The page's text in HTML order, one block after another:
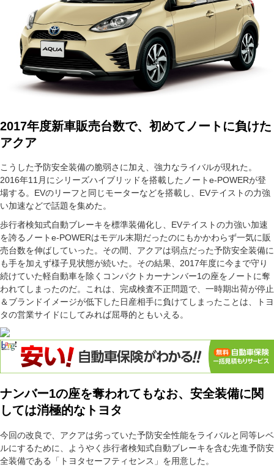
2017年度新車販売台数で、初めてノートに負けた
アクア
こうした予防安全装備の脆弱さに加え、強力なライバルが現れた。
2016年11月にシリーズハイブリッドを搭載したノートe-POWERが登
場する。EVのリーフと同じモーターなどを搭載し、EVテイストの力強
い加速などで話題を集めた。
歩行者検知式自動ブレーキを標準装備化し、EVテイストの力強い加速
を誇るノートe-POWERはモデル末期だったのにもかかわらず一気に販
売台数を伸ばしていった。その間、アクアは弱点だった予防安全装備に
も手を加えず様子見状態が続いた。その結果、2017年度に今まで守り
続けていた軽自動車を除くコンパクトカーナンバー1の座をノートに奪
われてしまったのだ。これは、完成検査不正問題で、一時期出荷が停止
＆ブランドイメージが低下した日産相手に負けてしまったことは、トヨ
タの営業サイドにしてみれば屈辱的ともいえる。
ナンバー1の座を奪われてもなお、安全装備に関
しては消極的なトヨタ
今回の改良で、アクアは劣っていた予防安全性能をライバルと同等レベ
ルにするために、ようやく歩行者検知式自動ブレーキを含む先進予防安
全装備である「トヨタセーフティセンス」を用意した。